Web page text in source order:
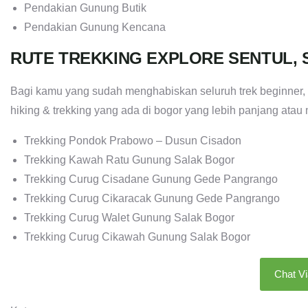
Pendakian Gunung Butik
Pendakian Gunung Kencana
RUTE TREKKING EXPLORE SENTUL,
Bagi kamu yang sudah menghabiskan seluruh trek
hiking & trekking yang ada di bogor yang lebih panjang
Trekking Pondok Prabowo – Dusun Cisadon
Trekking Kawah Ratu Gunung Salak Bogor
Trekking Curug Cisadane Gunung Gede Pangrango
Trekking Curug Cikaracak Gunung Gede Pangrango
Trekking Curug Walet Gunung Salak Bogor
Trekking Curug Cikawah Gunung Salak Bogor
Chat